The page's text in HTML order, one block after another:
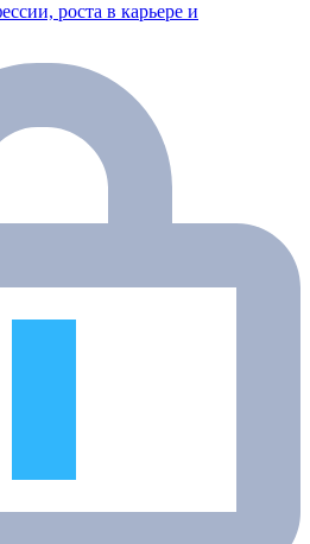
роста в карьере и